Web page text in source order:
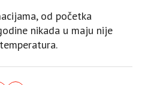
od početka
nikada u maju nije